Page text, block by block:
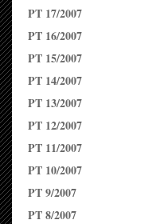
PT 17/2007
PT 16/2007
PT 15/2007
PT 14/2007
PT 13/2007
PT 12/2007
PT 11/2007
PT 10/2007
PT 9/2007
PT 8/2007